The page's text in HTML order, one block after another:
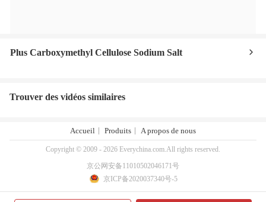
Plus Carboxymethyl Cellulose Sodium Salt
Trouver des vidéos similaires
Accueil Produits A propos de nous
Copyright © 2009 - 2026 Everychina.com.All rights reserved.
京公网安备11010502046171号
京ICP备2020037340号-5